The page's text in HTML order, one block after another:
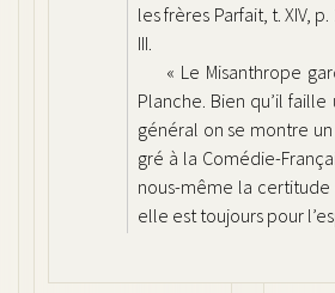
les frères Parfait, t. XIV,
III.
« Le Misanthrope
Planche. Bien qu’il
général on se montre
gré à la Comédie-
nous-même la
elle est toujours pour